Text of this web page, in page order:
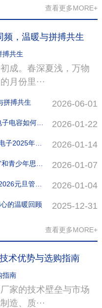
查看更多MORE+
搏共生
成。春深夏浅，万物
月份里···
2026-06-01
拼搏共生
2026-01-22
如何炼成？
2026-01-14
新表彰大会圆满落幕
2026-01-07
思想教育工作
2026-01-04
管理团队徒步活动
2025-12-31
的温暖回顾
查看更多MORE+
指南
家的技术壁垒与市场
造、质···